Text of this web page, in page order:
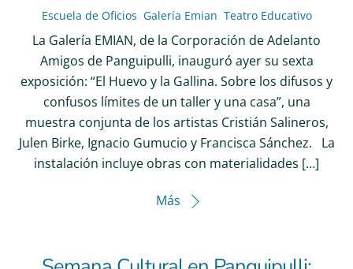
Escuela de Oficios, Galería Emian, Teatro Educativo
La Galería EMIAN, de la Corporación de Adelanto
Amigos de Panguipulli, inauguró ayer su sexta
exposición: “El Huevo y la Gallina. Sobre los difusos y
confusos límites de un taller y una casa”, una
muestra conjunta de los artistas Cristián Salineros,
Julen Birke, Ignacio Gumucio y Francisca Sánchez. La
instalación incluye obras con materialidades […]
Más